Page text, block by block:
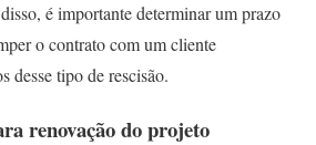
é importante determinar um prazo
o contrato com um cliente
desse tipo de rescisão.
renovação do projeto